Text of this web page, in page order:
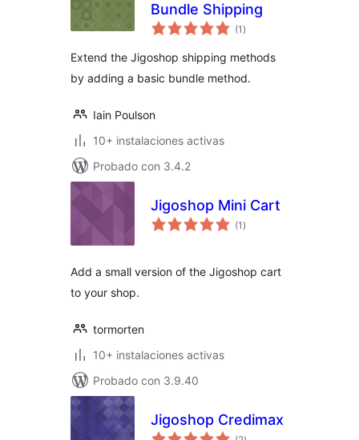
Bundle Shipping
(1 total
de
)
Extend the Jigoshop shipping methods
by adding a basic bundle method.
Iain Poulson
10+ instalaciones activas
Probado con 3.4.2
Jigoshop Mini Cart
(1 total
de
)
Add a small version of the Jigoshop cart
to your shop.
tormorten
10+ instalaciones activas
Probado con 3.9.40
Jigoshop Credimax
total